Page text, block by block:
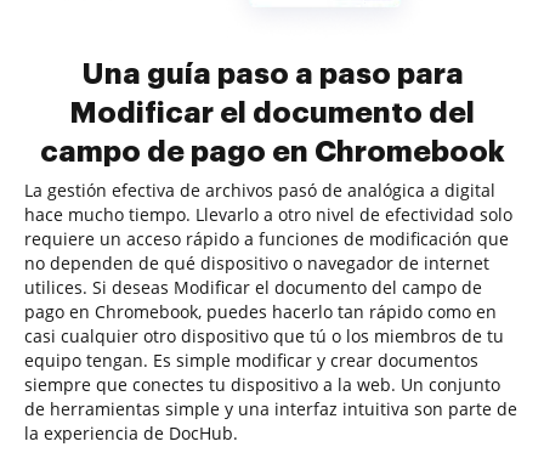
Una guía paso a paso para
Modificar el documento del
campo de pago en Chromebook
La gestión efectiva de archivos pasó de analógica a digital
hace mucho tiempo. Llevarlo a otro nivel de efectividad solo
requiere un acceso rápido a funciones de modificación que
no dependen de qué dispositivo o navegador de internet
utilices. Si deseas Modificar el documento del campo de
pago en Chromebook, puedes hacerlo tan rápido como en
casi cualquier otro dispositivo que tú o los miembros de tu
equipo tengan. Es simple modificar y crear documentos
siempre que conectes tu dispositivo a la web. Un conjunto
de herramientas simple y una interfaz intuitiva son parte de
la experiencia de DocHub.